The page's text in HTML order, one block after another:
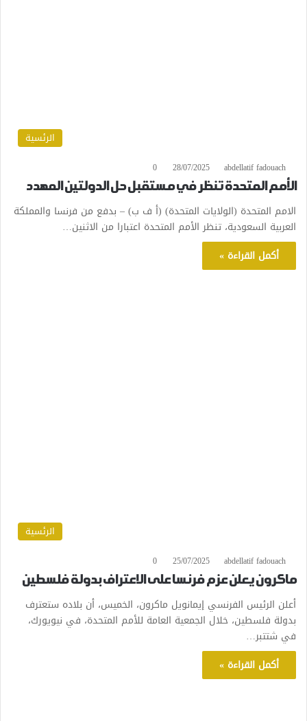
الرئسية
abdellatif fadouach
28/07/2025
0
الأمم المتحدة تنظر في مستقبل حل الدولتين المهدد
الامم المتحدة (الولايات المتحدة) (أ ف ب) – بدفع من فرنسا والمملكة
العربية السعودية، تنظر الأمم المتحدة اعتبارا من الاثنين…
أكمل القراءة »
الرئسية
abdellatif fadouach
25/07/2025
0
ماكرون يعلن عزم فرنسا على الاعتراف بدولة فلسطين
أعلن الرئيس الفرنسي إيمانويل ماكرون، الخميس، أن بلاده ستعترف
بدولة فلسطين، خلال الجمعية العامة للأمم المتحدة، في نيويورك،
في شتتبر…
أكمل القراءة »